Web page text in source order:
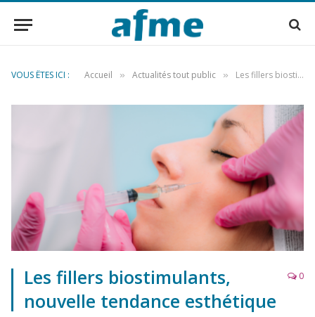
VOUS ÊTES ICI : Accueil » Actualités tout public » Les fillers biostimulants, nouvelle tendance esthétique
Les fillers biostimulants,
nouvelle tendance esthétique
0